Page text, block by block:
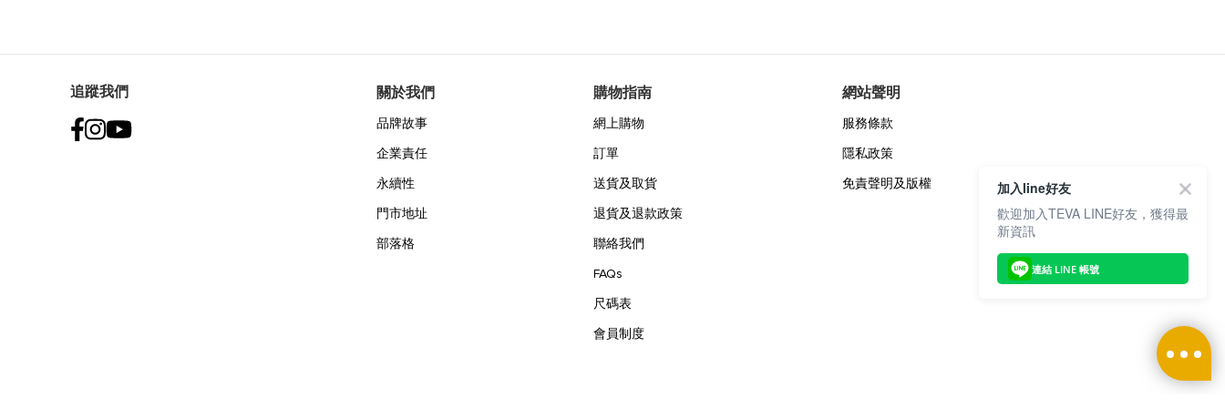
追蹤我們 關於我們
品牌故事
企業責任
永續性
門市地址
部落格
購物指南
網上購物
訂單
送貨及取貨
退貨及退款政策
聯絡我們
FAQs
尺碼表
會員制度
網站聲明
服務條款
隱私政策
免責聲明及版權
加入line好友
歡迎加入TEVA LINE好友，獲得最
新資訊
連結 LINE 帳號